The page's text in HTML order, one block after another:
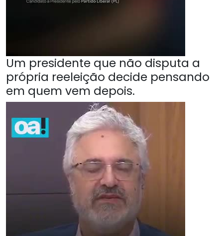
Um presidente que não disputa a
própria reeleição decide pensando
em quem vem depois.